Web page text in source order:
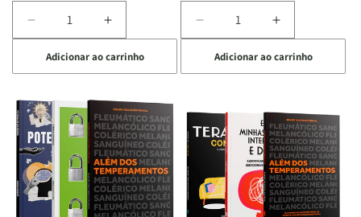
Diminuir
a
quantidade
de
Raizes
da
Alma
|
O
Vício
Aumentar
a
quantidade
de
Raizes
da
Alma
|
O
Vício
de
Adicionar ao carrinho
Diminuir
a
quantidade
de
Quarto
de
Guerra
Livro
+
Devocional
Aumentar
a
quantidade
de
Quarto
de
Guerra
|
Livro
+
Devocional
Adicionar ao carrinho